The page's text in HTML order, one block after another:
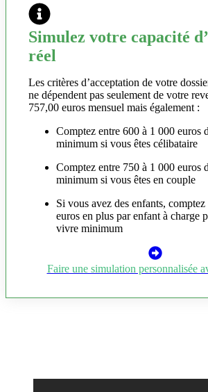
Simulez votre capacité
réel
Les critères d’acceptation de votre
ne dépendent pas seulement de votre
757,00 euros mensuel mais également :
Comptez entre 600 à 1 000 euros
minimum si vous êtes célibataire
Comptez entre 750 à 1 000 euros
minimum si vous êtes en couple
Si vous avez des enfants,
euros en plus par enfant à charge
vivre minimum
Faire une simulation personnalisée